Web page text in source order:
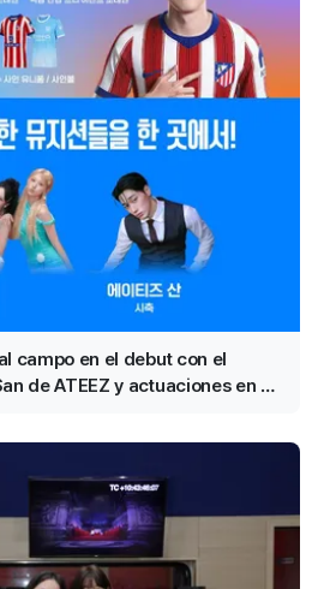
campo en el debut con el
de ATEEZ y actuaciones en el